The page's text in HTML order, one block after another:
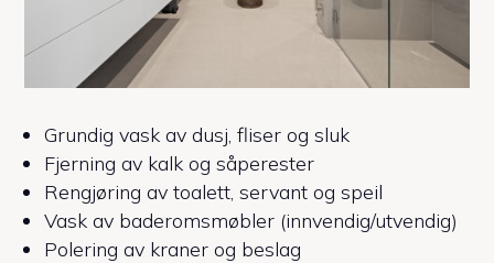
Grundig vask av dusj, fliser og sluk
Fjerning av kalk og såperester
Rengjøring av toalett, servant og speil
Vask av baderomsmøbler (innvendig/utvendig)
Polering av kraner og beslag